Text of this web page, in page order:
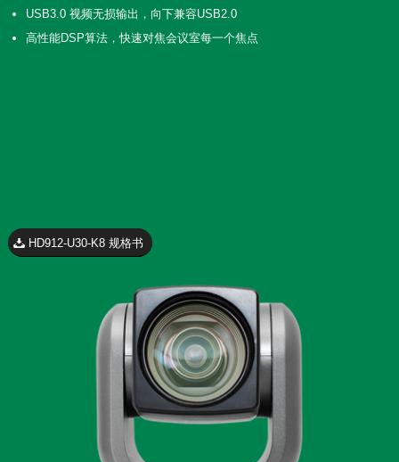
USB3.0 视频无损输出，向下兼容USB2.0
高性能DSP算法，快速对焦会议室每一个焦点
HD912-U30-K8 规格书